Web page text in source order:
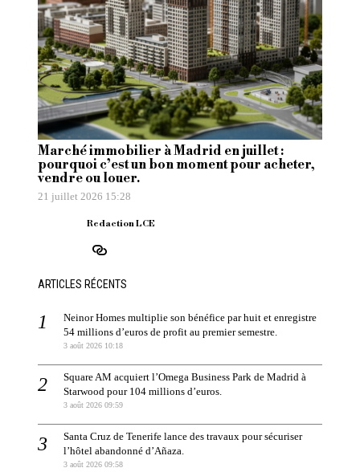
Marché immobilier à Madrid en juillet :
pourquoi c’est un bon moment pour acheter,
vendre ou louer.
21 juillet 2026 15:28
Redaction LCE
ARTICLES RÉCENTS
Neinor Homes multiplie son bénéfice par huit et enregistre
54 millions d’euros de profit au premier semestre.
3 août 2026 10:18
Square AM acquiert l’Omega Business Park de Madrid à
Starwood pour 104 millions d’euros.
3 août 2026 09:59
Santa Cruz de Tenerife lance des travaux pour sécuriser
l’hôtel abandonné d’Añaza.
3 août 2026 09:58